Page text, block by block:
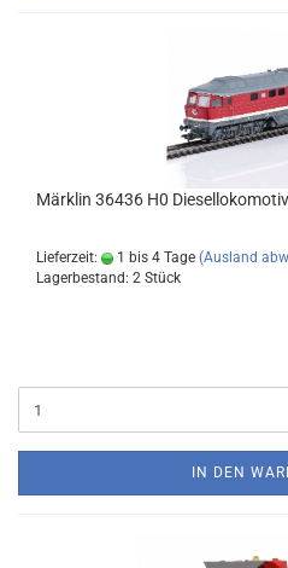
Märklin 36436 H0
Lieferzeit: 1 bis 4 Tage (Ausland
Lagerbestand: 2 Stück
IN DEN